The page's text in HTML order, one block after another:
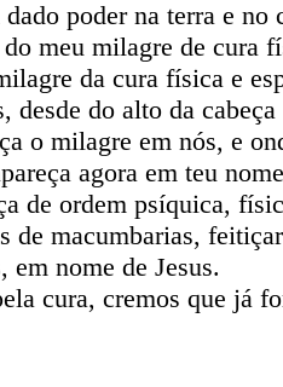
poder na terra e no
meu milagre de cura
da cura física e
desde do alto da
o milagre em nós, e
agora em teu
de ordem psíquica,
de macumbarias,
em nome de Jesus.
cura, cremos que já